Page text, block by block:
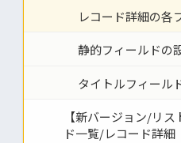
レコード詳細の各
静的フィールドの
タイトルフィール
【新バージョン/リ
ド一覧/レコード詳細